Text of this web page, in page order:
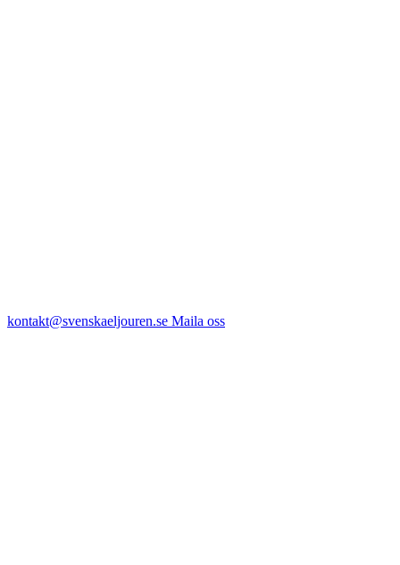
kontakt@svenskaeljouren.se Maila oss